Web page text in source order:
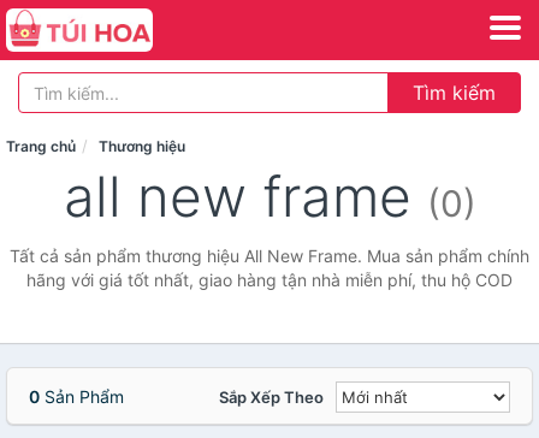
Tìm kiếm
Trang chủ Thương hiệu
all new frame (0)
Tất cả sản phẩm thương hiệu All New Frame. Mua sản phẩm chính
hãng với giá tốt nhất, giao hàng tận nhà miễn phí, thu hộ COD
0 Sản Phẩm Sắp Xếp Theo